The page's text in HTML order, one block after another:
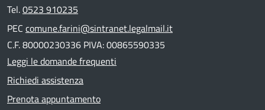
Tel.0523 910235
PEC comune.farini@sintranet.legalmail.it
C.F. 80000230336 PIVA: 00865590335
Leggi le domande frequenti
Richiedi assistenza
Prenota appuntamento